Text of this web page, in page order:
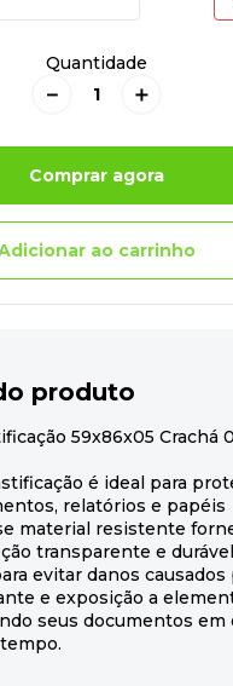
Quantidade
＋
－
Comprar agora
ao carrinho
produto
59x86x05 Crachá
é ideal para
relatórios e papéis
material resistente
transparente e
evitar danos causados
e exposição a
seus documentos em